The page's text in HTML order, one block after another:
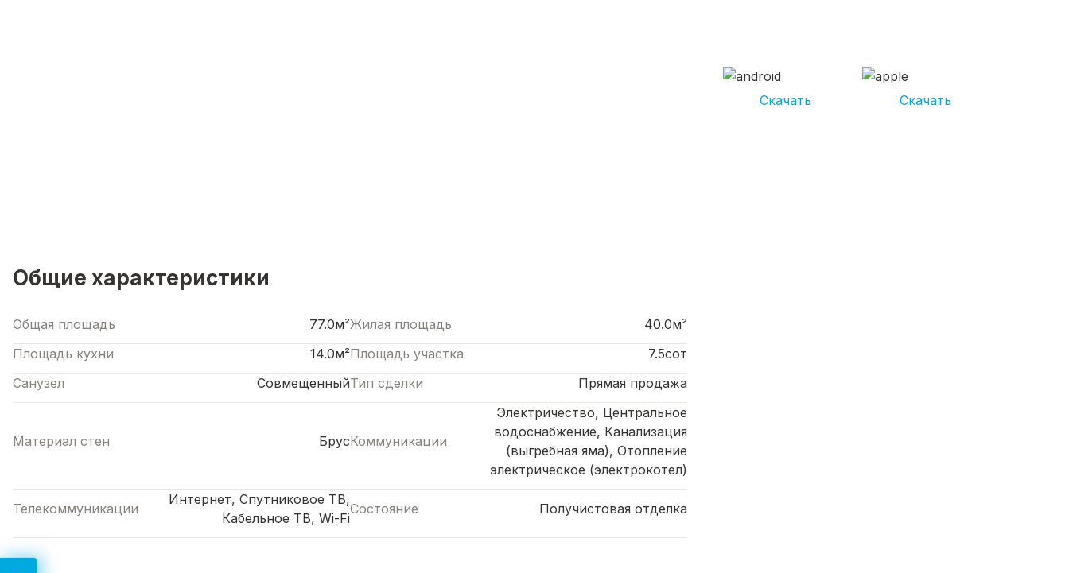
Скачать Скачать
Общие характеристики
Общая площадь 77.0м²Жилая площадь
40.0м²
Площадь кухни
14.0м²Площадь участка
7.5сот
Санузел
СовмещенныйТип сделки Прямая продажа
Материал стен БрусКоммуникации
Электричество, Центральное
водоснабжение, Канализация
(выгребная яма), Отопление
электрическое (электрокотел)
Телекоммуникации
Интернет, Спутниковое ТВ,
Кабельное ТВ, Wi-Fi
Состояние Получистовая отделка